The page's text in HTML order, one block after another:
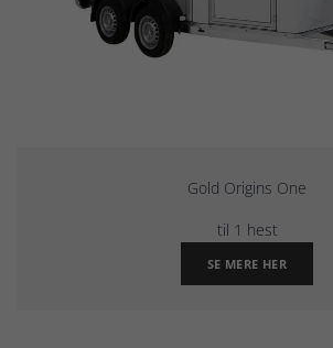
Gold Origins One
til 1 hest
SE MERE HER